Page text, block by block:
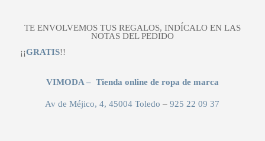
TE ENVOLVEMOS TUS REGALOS, INDÍCALO EN LAS
NOTAS DEL PEDIDO
¡¡GRATIS!!
VIMODA – Tienda online de ropa de marca
Av de Méjico, 4, 45004 Toledo –925 22 09 37